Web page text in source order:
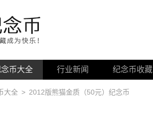
币大全 行业新闻 纪念币收藏
大全 > 2012版熊猫金质（50元）纪念币